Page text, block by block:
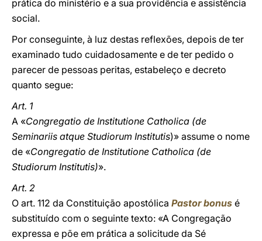
prática do ministério e a sua providência e assistência
social.
Por conseguinte, à luz destas reflexões, depois de ter
examinado tudo cuidadosamente e de ter pedido o
parecer de pessoas peritas, estabeleço e decreto
quanto segue:
Art. 1
A «Congregatio de Institutione Catholica (de
Seminariis atque Studiorum Institutis)» assume o nome
de «Congregatio de Institutione Catholica (de
Studiorum Institutis)».
Art. 2
O art. 112 da Constituição apostólica Pastor bonus é
substituído com o seguinte texto: «A Congregação
expressa e põe em prática a solicitude da Sé